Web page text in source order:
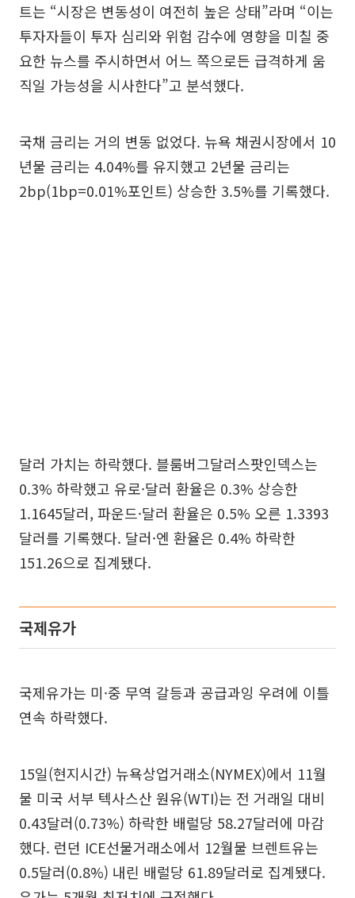
트는 “시장은 변동성이 여전히 높은 상태”라며 “이는
투자자들이 투자 심리와 위험 감수에 영향을 미칠 중
요한 뉴스를 주시하면서 어느 쪽으로든 급격하게 움
직일 가능성을 시사한다”고 분석했다.
국채 금리는 거의 변동 없었다. 뉴욕 채권시장에서 10
년물 금리는 4.04%를 유지했고 2년물 금리는
2bp(1bp=0.01%포인트) 상승한 3.5%를 기록했다.
달러 가치는 하락했다. 블룸버그달러스팟인덱스는
0.3% 하락했고 유로·달러 환율은 0.3% 상승한
1.1645달러, 파운드·달러 환율은 0.5% 오른 1.3393
달러를 기록했다. 달러·엔 환율은 0.4% 하락한
151.26으로 집계됐다.
국제유가
국제유가는 미·중 무역 갈등과 공급과잉 우려에 이틀
연속 하락했다.
15일(현지시간) 뉴욕상업거래소(NYMEX)에서 11월
물 미국 서부 텍사스산 원유(WTI)는 전 거래일 대비
0.43달러(0.73%) 하락한 배럴당 58.27달러에 마감
했다. 런던 ICE선물거래소에서 12월물 브렌트유는
0.5달러(0.8%) 내린 배럴당 61.89달러로 집계됐다.